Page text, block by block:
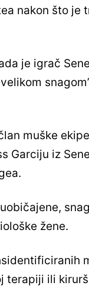
nakon što je
je igrač
muške
Garciju iz
žene.
terapiji ili